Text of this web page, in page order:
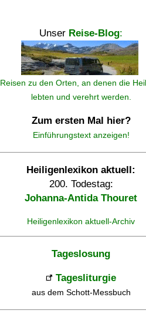
Unser Reise-Blog:
Reisen zu den Orten, an denen die
lebten und verehrt werden.
Zum ersten Mal hier?
Einführungstext anzeigen!
Heiligenlexikon aktuell:
200. Todestag:
Johanna-Antida Thouret
Heiligenlexikon aktuell-Archiv
Tageslosung
Tagesliturgie
aus dem Schott-Messbuch